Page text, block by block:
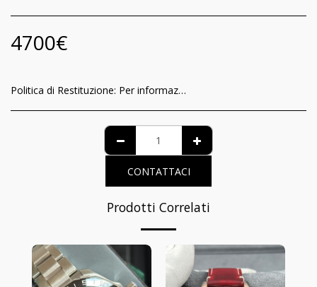
4700€
Politica di Restituzione: Per informazioni relative al riconoscimento per il consumatore della garanzia di funzionamento e delle modalità di recesso del contratto, è possibile visionare l’informativa completa nella pagina dedicata al seguente link: https://www.iltempodeiprincipi.it/terms
CONTATTACI
Prodotti Correlati